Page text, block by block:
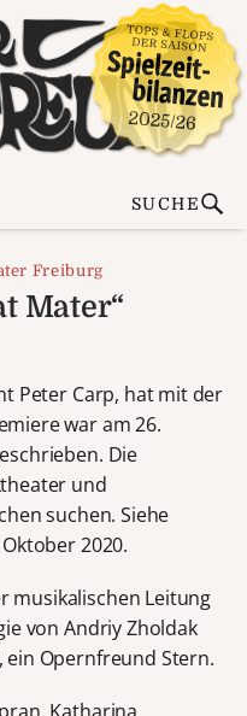
SUCHE
Freiburg
Mater“
Peter Carp, hat mit der
war am 26.
Die
und
suchen. Siehe
2020.
musikalischen Leitung
von Andriy Zholdak
ein Opernfreund Stern.